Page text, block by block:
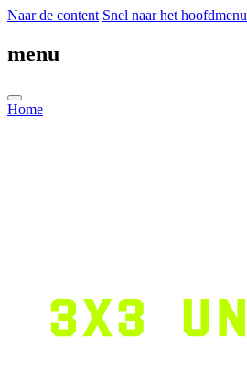
Naar de content Snel naar het hoofdmenu
menu
Home